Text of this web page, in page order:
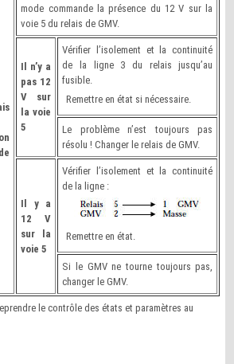
mode commande la présence du 12 V sur la
voie 5 du relais de GMV.
Il n’y a
pas 12
V sur
la voie
5
Vérifier l’isolement et la continuité
de la ligne 3 du relais jusqu’au
fusible.
Remettre en état si nécessaire.
Le problème n’est toujours pas
résolu ! Changer le relais de GMV.
Il y a
12 V
sur la
voie 5
Vérifier l’isolement et la continuité
de la ligne :
Remettre en état.
Si le GMV ne tourne toujours pas,
changer le GMV.
le contrôle des états et paramètres au